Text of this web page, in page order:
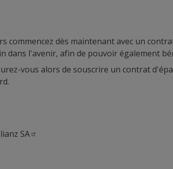
commencez dès maintenant avec un
dans l'avenir, afin de pouvoir également
vous alors de souscrire un contrat
SA